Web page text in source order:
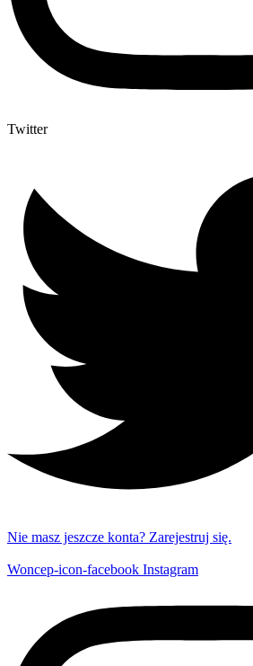
Twitter
Nie masz jeszcze konta? Zarejestruj się.
Woncep-icon-facebook Instagram